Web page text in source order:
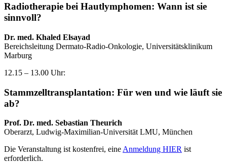
Radiotherapie bei Hautlymphomen: Wann ist sie
sinnvoll?
Dr. med. Khaled Elsayad
Bereichsleitung Dermato-Radio-Onkologie, Universitätsklinikum
Marburg
12.15 – 13.00 Uhr:
Stammzelltransplantation: Für wen und wie läuft sie
ab?
Prof. Dr. med. Sebastian Theurich
Oberarzt, Ludwig-Maximilian-Universität LMU, München
Die Veranstaltung ist kostenfrei, eineAnmeldung HIER ist
erforderlich.